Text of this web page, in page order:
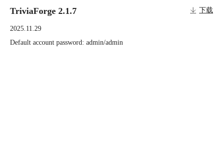
TriviaForge 2.1.7 下载
2025.11.29
Default account password: admin/admin